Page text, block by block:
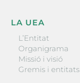
LA UEA
L’Entitat
Organigrama
Missió i visió
Gremis i entitats